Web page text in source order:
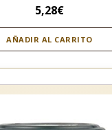
5,28€
AÑADIR AL CARRITO